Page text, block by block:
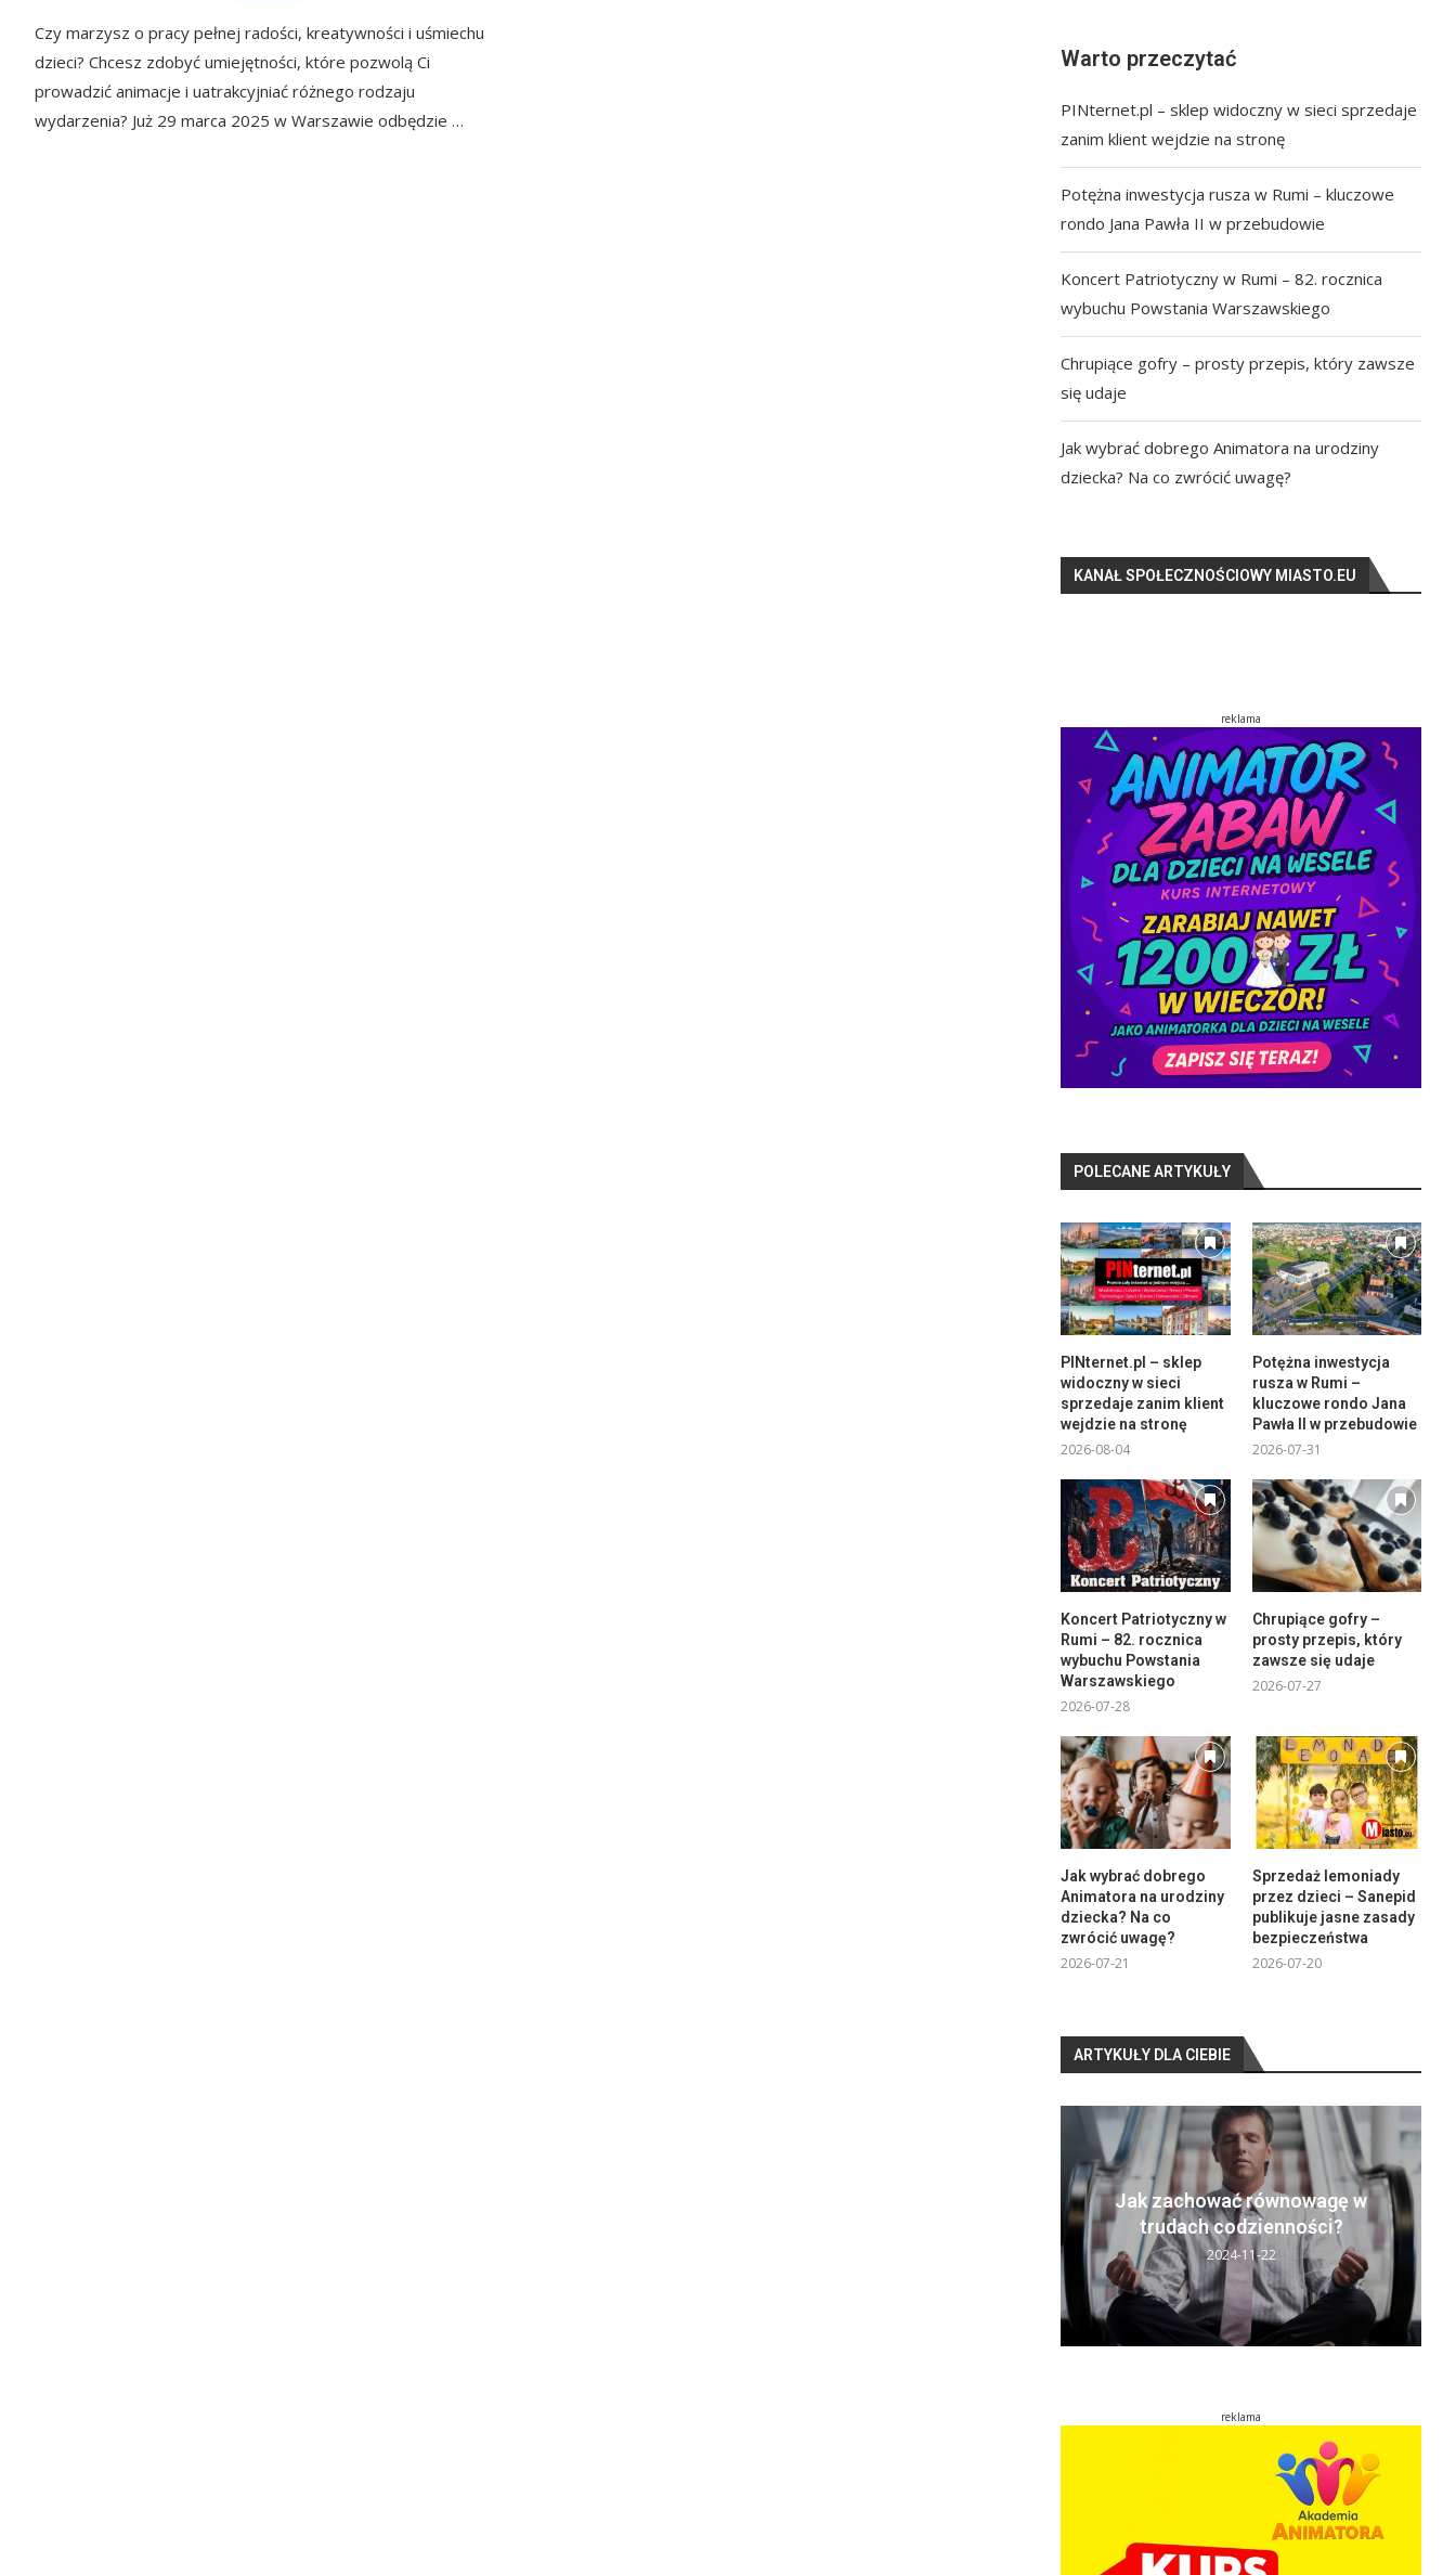
Czy marzysz o pracy pełnej radości, kreatywności i uśmiechu
dzieci? Chcesz zdobyć umiejętności, które pozwolą Ci
prowadzić animacje i uatrakcyjniać różnego rodzaju
wydarzenia? Już 29 marca 2025 w Warszawie odbędzie …
Warto przeczytać
PINternet.pl – sklep widoczny w sieci sprzedaje
zanim klient wejdzie na stronę
Potężna inwestycja rusza w Rumi – kluczowe
rondo Jana Pawła II w przebudowie
Koncert Patriotyczny w Rumi – 82. rocznica
wybuchu Powstania Warszawskiego
Chrupiące gofry – prosty przepis, który zawsze
się udaje
Jak wybrać dobrego Animatora na urodziny
dziecka? Na co zwrócić uwagę?
KANAŁ SPOŁECZNOŚCIOWY MIASTO.EU
reklama
POLECANE ARTYKUŁY
PINternet.pl – sklep
widoczny w sieci
sprzedaje zanim klient
wejdzie na stronę
2026-08-04
Potężna inwestycja
rusza w Rumi –
kluczowe rondo Jana
Pawła II w przebudowie
2026-07-31
Koncert Patriotyczny w
Rumi – 82. rocznica
wybuchu Powstania
Warszawskiego
2026-07-28
Chrupiące gofry –
prosty przepis, który
zawsze się udaje
2026-07-27
Jak wybrać dobrego
Animatora na urodziny
dziecka? Na co
zwrócić uwagę?
2026-07-21
Sprzedaż lemoniady
przez dzieci – Sanepid
publikuje jasne zasady
bezpieczeństwa
2026-07-20
ARTYKUŁY DLA CIEBIE
Jak zachować równowagę w
trudach codzienności?
2024-11-22
reklama